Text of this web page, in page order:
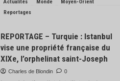
Actualités Monde
Moyen-Orient
Reportages
REPORTAGE – Turquie : Istanbul
vise une propriété française du
XIXe, l’orphelinat saint-Joseph
Charles de Blondin 0